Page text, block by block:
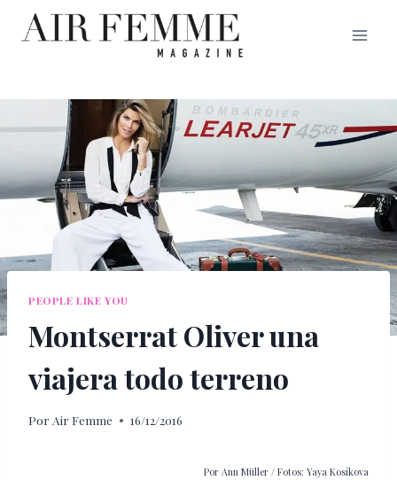
Saltar
PEOPLE LIKE YOU
Montserrat Oliver una
viajera todo terreno
Por Air Femme 16/12/2016
Por Ann Müller / Fotos: Yaya Kosikova